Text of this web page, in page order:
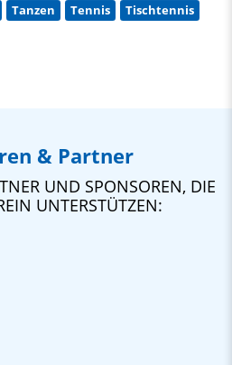
Tanzen Tennis
Tischtennis
& Partner
UND SPONSOREN, DIE
UNTERSTÜTZEN: